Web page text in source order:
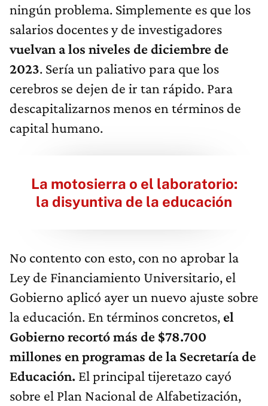
ningún problema. Simplemente es que los
salarios docentes y de investigadores
vuelvan a los niveles de diciembre de
2023. Sería un paliativo para que los
cerebros se dejen de ir tan rápido. Para
descapitalizarnos menos en términos de
capital humano.
La motosierra o el laboratorio:
la disyuntiva de la educación
No contento con esto, con no aprobar la
Ley de Financiamiento Universitario, el
Gobierno aplicó ayer un nuevo ajuste sobre
la educación. En términos concretos, el
Gobierno recortó más de $78.700
millones en programas de la Secretaría de
Educación. El principal tijeretazo cayó
sobre el Plan Nacional de Alfabetización,